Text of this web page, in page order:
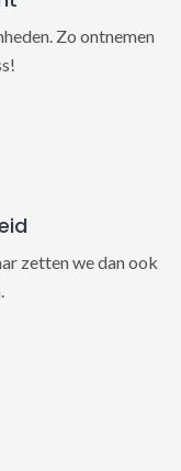
Zo ontnemen
zetten we dan ook